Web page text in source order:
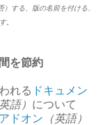
する、版の名前を付ける、
。
を節約
れる ドキュメン
語） について
アドオン （英語）